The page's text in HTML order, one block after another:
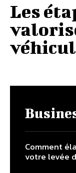
Les
Comment
votre levée